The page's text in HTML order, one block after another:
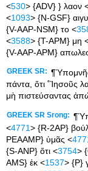
<530> {ADV} } λαον
<1093> {N-GSF}
{V-AAP-NSM} το <
<3588> {T-APM} μη
{V-AAP-APM}
GREEK SR:
πάντα, ὅτι ˚Ἰησοῦς
μὴ πιστεύσαντας
GREEK SR Srong:
<4771> {R-2AP}
PEAAMP} ὑμᾶς <
{S-ANP} ὅτι <3754>
AMS} ἐκ <1537> {P}